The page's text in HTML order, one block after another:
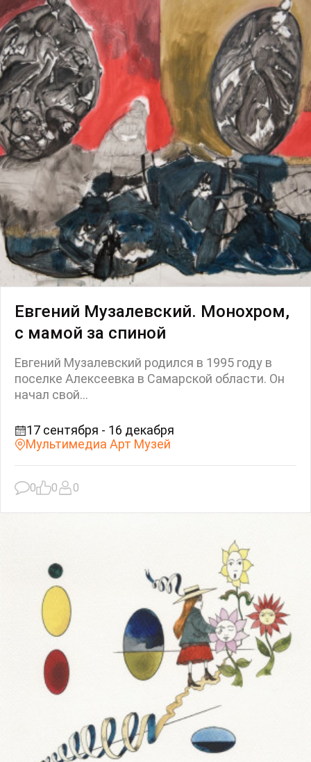
Евгений Музалевский. Монохром,
с мамой за спиной
Евгений Музалевский родился в 1995 году в
поселке Алексеевка в Самарской области. Он
начал свой...
17 сентября - 16 декабря
Мультимедиа Арт Музей
0 0 0